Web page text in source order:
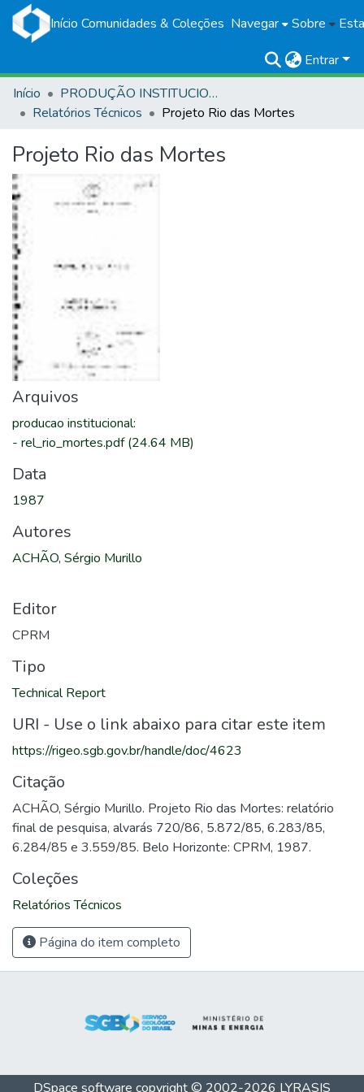
Início Comunidades & Coleções Navegar Sobre
Entrar
Início
PRODUÇÃO INSTITUCIONAL
Relatórios Técnicos
Projeto Rio das Mortes
Projeto Rio das Mortes
Arquivos
producao institucional:
- rel_rio_mortes.pdf(24.64 MB)
Data
1987
Autores
ACHÃO, Sérgio Murillo
Editor
CPRM
Tipo
Technical Report
URI - Use o link abaixo para citar este item
https://rigeo.sgb.gov.br/handle/doc/4623
Citação
ACHÃO, Sérgio Murillo. Projeto Rio das Mortes: relatório
final de pesquisa, alvarás 720/86, 5.872/85, 6.283/85,
6.284/85 e 3.559/85. Belo Horizonte: CPRM, 1987.
Coleções
Relatórios Técnicos
Página do item completo
DSpace software copyright © 2002-2026 LYRASIS